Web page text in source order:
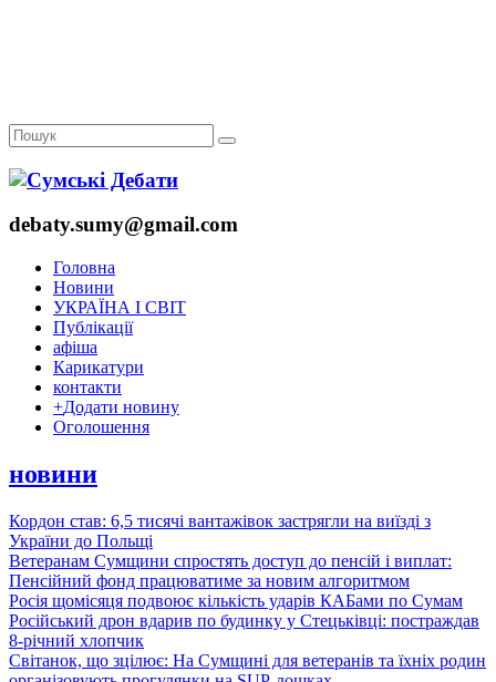
debaty.sumy@gmail.com
Головна
Новини
УКРАЇНА І СВІТ
Публікації
афіша
Карикатури
контакти
+Додати новину
Оголошення
новини
Кордон став: 6,5 тисячі вантажівок застрягли на виїзді з
України до Польщі
Ветеранам Сумщини спростять доступ до пенсій і виплат:
Пенсійний фонд працюватиме за новим алгоритмом
Росія щомісяця подвоює кількість ударів КАБами по Сумам
Російський дрон вдарив по будинку у Стецьківці: постраждав
8-річний хлопчик
Світанок, що зцілює: На Сумщині для ветеранів та їхніх родин